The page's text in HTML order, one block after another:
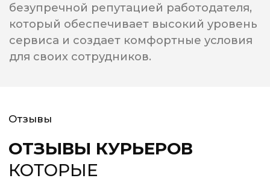
ЗИМОЙ И ЛЕТОМ...
ДРУЖНАЯ КОМАНДА!